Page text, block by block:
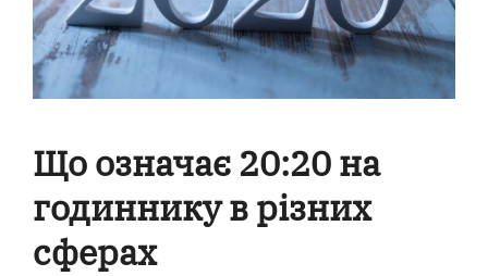
Що означає 20:20 на
годиннику в різних
сферах